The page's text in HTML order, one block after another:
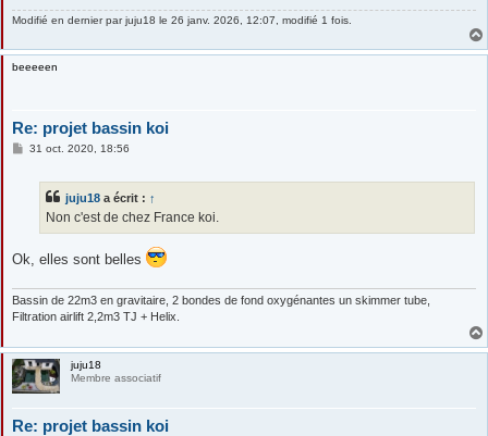
Modifié en dernier parjuju18 le 26 janv. 2026, 12:07, modifié 1 fois.
beeeeen
Re: projet bassin koi
M31 oct. 2020, 18:56
juju18 a écrit : ↑
Non c'est de chez France koi.
Ok, elles sont belles
Bassin de 22m3 en gravitaire, 2 bondes de fond oxygénantes un skimmer tube,
Filtration airlift 2,2m3 TJ + Helix.
juju18
Membre associatif
Re: projet bassin koi